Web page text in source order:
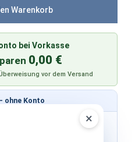
×
ohne Konto
bei Vorkasse
0,00 €
vor dem Versand
Warenkorb